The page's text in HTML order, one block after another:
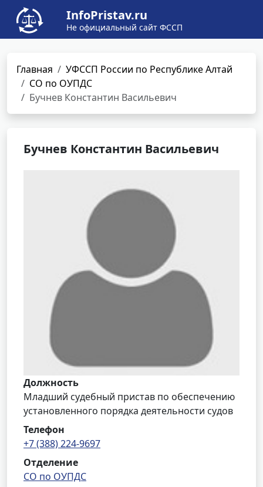
InfoPristav.ru
Не официальный сайт ФССП
Главная
УФССП России по Республике Алтай
СО по ОУПДС
Бучнев Константин Васильевич
Бучнев Константин Васильевич
Должность
Младший судебный пристав по обеспечению
установленного порядка деятельности судов
Телефон
+7 (388) 224-9697
Отделение
СО по ОУПДС